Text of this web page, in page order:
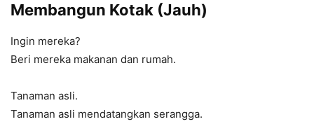
Membangun Kotak (Jauh)
Ingin mereka?
Beri mereka makanan dan rumah.
Tanaman asli.
Tanaman asli mendatangkan serangga.